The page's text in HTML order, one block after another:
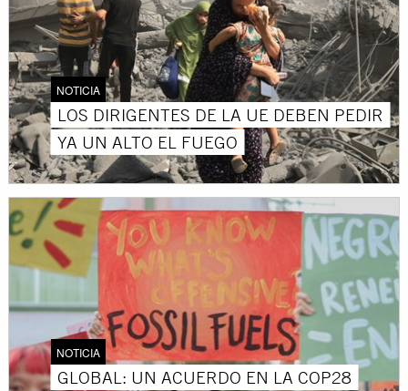
NOTICIA
LOS DIRIGENTES DE LA UE DEBEN PEDIR
YA UN ALTO EL FUEGO
NOTICIA
GLOBAL: UN ACUERDO EN LA COP28